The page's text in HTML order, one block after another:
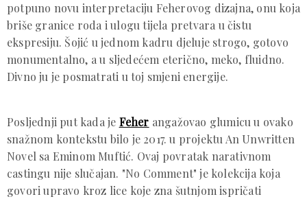
potpuno novu interpretaciju Feherovog dizajna, onu koja
briše granice roda i ulogu tijela pretvara u čistu
ekspresiju. Šojić u jednom kadru djeluje strogo, gotovo
monumentalno, a u sljedećem eterično, meko, fluidno.
Divno ju je posmatrati u toj smjeni energije.
Posljednji put kada je Feher angažovao glumicu u ovako
snažnom kontekstu bilo je 2017. u projektu An Unwritten
Novel sa Eminom Muftić. Ovaj povratak narativnom
castingu nije slučajan. "No Comment" je kolekcija koja
govori upravo kroz lice koje zna šutnjom ispričati